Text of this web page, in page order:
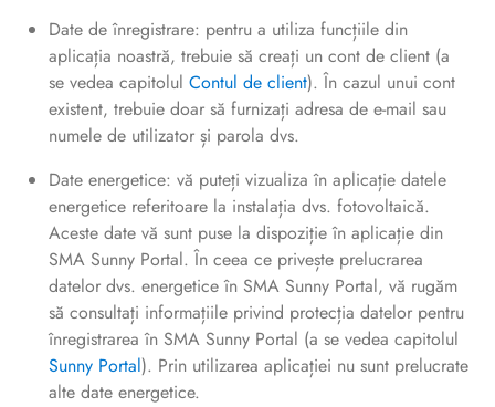
Date de înregistrare: pentru a utiliza funcțiile din
aplicația noastră, trebuie să creați un cont de client (a
se vedea capitolul Contul de client). În cazul unui cont
existent, trebuie doar să furnizați adresa de e-mail sau
numele de utilizator și parola dvs.
Date energetice: vă puteți vizualiza în aplicație datele
energetice referitoare la instalația dvs. fotovoltaică.
Aceste date vă sunt puse la dispoziție în aplicație din
SMA Sunny Portal. În ceea ce privește prelucrarea
datelor dvs. energetice în SMA Sunny Portal, vă rugăm
să consultați informațiile privind protecția datelor pentru
înregistrarea în SMA Sunny Portal (a se vedea capitolul
Sunny Portal). Prin utilizarea aplicației nu sunt prelucrate
alte date energetice.